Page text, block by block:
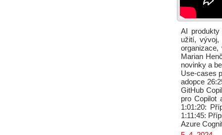
AI
užití, vývoj,
Marian
novinky a
Use-cases
adopce
GitHub
pro Copilot
1:01:20:
1:11:45:
Azure